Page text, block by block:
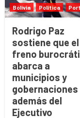
Bolivia Política
Rodrigo Paz
sostiene que el
freno
abarca a
municipios y
gobernaciones
además del
Ejecutivo